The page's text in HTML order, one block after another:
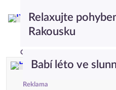
Relaxujte
Rakousku
Cestování
Babí léto ve
Reklama